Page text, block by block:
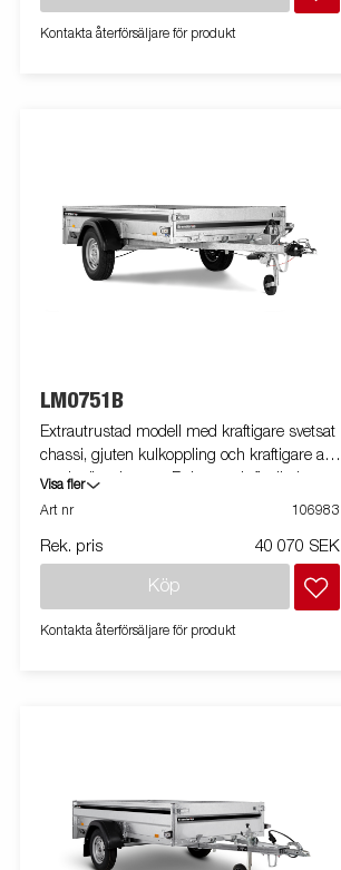
Kontakta återförsäljare för produkt
LM0751B
Extrautrustad modell med kraftigare svetsat
chassi, gjuten kulkoppling och kraftigare axel
med större broms. Robust och flexibel vagn
för byggmaterial och trädgårdsarbete.
kapaciteten större. Utrustad med
Visa fler
Art nr
106983
Rek. pris 40 070 SEK
Köp
Kontakta återförsäljare för produkt